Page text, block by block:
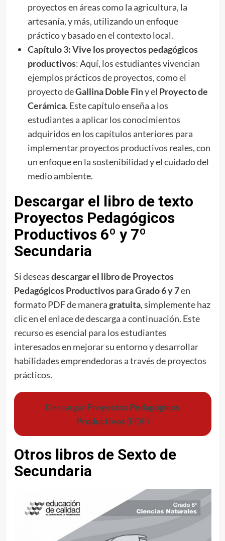
proyectos en áreas como la agricultura, la
artesanía, y más, utilizando un enfoque
práctico y basado en el contexto local.
Capítulo 3: Vive los proyectos pedagógicos
productivos: Aquí, los estudiantes vivencian
ejemplos prácticos de proyectos, como el
proyecto deGallina Doble Finy el Proyecto de
Cerámica. Este capítulo enseña a los
estudiantes a aplicar los conocimientos
adquiridos en los capítulos anteriores para
implementar proyectos productivos reales, con
un enfoque en la sostenibilidad y el cuidado del
medio ambiente.
Descargar el libro de texto
Proyectos Pedagógicos
Productivos 6º y 7º
Secundaria
Si deseasdescargar el libro de Proyectos
Pedagógicos Productivos para Grado 6 y 7en
formato PDF de maneragratuita, simplemente haz
clic en el enlace de descarga a continuación. Este
recurso es esencial para los estudiantes
interesados en mejorar su entorno y desarrollar
habilidades emprendedoras a través de proyectos
prácticos.
DescargarProyectos Pedagógicos
Productivos (PDF)
Otros libros de Sexto de
Secundaria